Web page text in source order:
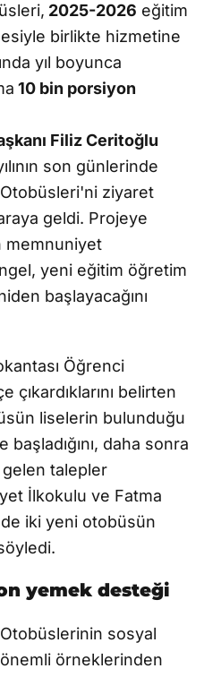
2025-2026 eğitim
birlikte hizmetine
yıl boyunca
10 bin porsiyon
Filiz Ceritoğlu
son günlerinde
ziyaret
geldi. Projeye
memnuniyet
yeni eğitim öğretim
başlayacağını
Öğrenci
çıkardıklarını belirten
liselerin bulunduğu
daha sonra
talepler
İlkokulu ve Fatma
iki yeni otobüsün
yemek desteği
sosyal
önemli örneklerinden